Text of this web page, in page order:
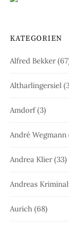
KATEGORIEN
Alfred Bekker
Altharlingersiel
Amdorf(3)
André Wegmann
Andrea Klier(33)
Andreas
Aurich (68)